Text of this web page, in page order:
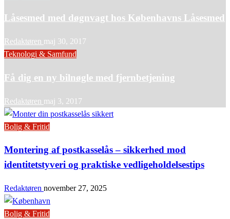
Låsesmed med døgnvagt hos Københavns Låsesmed
Redaktøren maj 30, 2017
Teknologi & Samfund
Få dig en ny bilnøgle med fjernbetjening
Redaktøren maj 3, 2017
Bolig & Fritid
Montering af postkasselås – sikkerhed mod
identitetstyveri og praktiske vedligeholdelsestips
Redaktøren november 27, 2025
Bolig & Fritid